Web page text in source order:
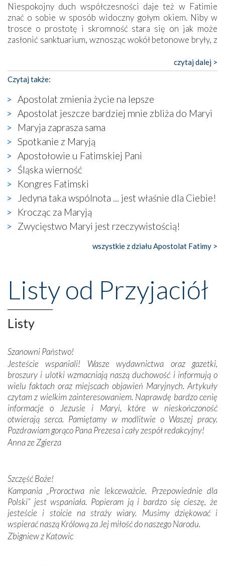
Niespokojny duch współczesności daje też w Fatimie
znać o sobie w sposób widoczny gołym okiem. Niby w
trosce o prostotę i skromność stara się on jak może
zasłonić sanktuarium, wznosząc wokół betonowe bryły, z
katolickiego kultu. Tylko co wspólnego z żywą,
autentyczną wiarą mogą mieć płaskie, szare bunkry albo
kaplice, w których Tabernakulum przypomina bardziej
skrzynkę na narzędzia? Albo co powiedzieć o ustawionym
tuż przy nowej bazylice wielkim krzyżu, na którym
zamiast Chrystusa umieszczono dziwaczną postać jakby
wyjętą ze starożytnych hieroglifów? W kulturowym
kontekście naszych czasów to raczej karykatura niż godny
wizerunek Zbawiciela…
Zatem nawet w bezpośrednim otoczeniu sanktuarium
naocznie przekonaliśmy się, że wewnątrz Kościoła toczy
się ogromna walka o kształt katolicyzmu i o serca
wierzących. Do czego to zmaganie może prowadzić,
widzieliśmy w urokliwym, niewielkim mieście Obidos,
gdzie w miejscu dawnego kościoła działa dzisiaj…
księgarnia.
Nasze pielgrzymkowe wyprawy, których celem były
wznoszono na chwałę Bożą, na przykład – w podzięce za
Opatrznościową pomoc w wygranej bitwie o
niepodległość kraju. Zachwyt budziła potężna, a zarazem
misterna architektura tych monumentalnych dzieł,
wspaniałe zdobienia, dbałość ich twórców o detale,
budowniczych.
Podążyliśmy też śladami fatimskich wizjonerów – Łucji
dos Santos oraz świętych Hiacynty i Franciszka Marto.
Modliliśmy się przy ich grobach. Odprawiliśmy Drogę
Krzyżową w ich rodzinnych stronach, odwiedziliśmy
domy, w których żyli.
W miejscu objawień Matki Bożej zapaliliśmy świece
Podczas tej kilkudniowej wyprawy na każdym kroku
spotykaliśmy się z serdeczną otwartością
Portugalczyków. Podziwialiśmy ich ludową sztukę i
zwyczaje. Mimo że nasze kraje są od siebie bardzo
oddalone, w żaden sposób nie czuliśmy się obco.
Sprawiła to oczywiście sama Matka Boża, ale też
kulturowa bliskość biorąca swój początek w naszej
czytaj dalej >
Czytaj także:
Apostolat zmienia życie na lepsze
Apostolat jeszcze bardziej mnie zbliża do Maryi
Maryja zaprasza sama
Spotkanie z Maryją
Apostołowie u Fatimskiej Pani
Śląska wierność
Kongres Fatimski
Jedyna taka wspólnota ... jest właśnie dla Ciebie!
Krocząc za Maryją
Zwycięstwo Maryi jest rzeczywistością!
wszystkie z działu Apostolat Fatimy >
Listy od Przyjaciół
Listy
Szanowni Państwo!
Jesteście wspaniali! Wasze wydawnictwa oraz gazetki,
broszury i ulotki wzmacniają naszą duchowość i informują o
wielu faktach oraz miejscach objawień Maryjnych. Artykuły
czytam z wielkim zainteresowaniem. Naprawdę bardzo cenię
informacje o Jezusie i Maryi, które w nieskończoność
otwierają serca. Pamiętamy w modlitwie o Waszej pracy.
Pozdrawiam gorąco Pana Prezesa i cały zespół redakcyjny!
Anna ze Zgierza
Szczęść Boże!
Kampania „Proroctwa nie lekceważcie. Przepowiednie dla
Polski” jest wspaniała. Popieram ją i bardzo się cieszę, że
jesteście i stoicie na straży wiary. Musimy dziękować i
wspierać naszą Królową za Jej miłość do naszego Narodu.
Zbigniew z Katowic